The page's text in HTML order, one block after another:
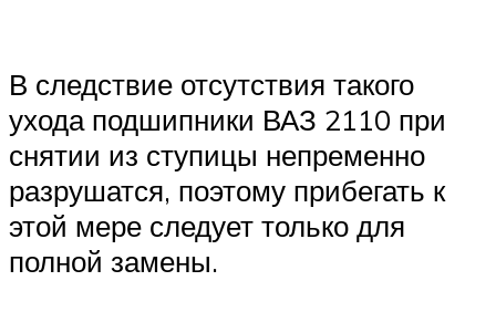
В следствие отсутствия такого
ухода подшипники ВАЗ 2110 при
снятии из ступицы непременно
разрушатся, поэтому прибегать к
этой мере следует только для
полной замены.